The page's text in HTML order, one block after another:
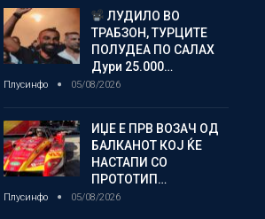
ЛУДИЛО ВО
ТРАБЗОН, ТУРЦИТЕ
ПОЛУДЕА ПО САЛАХ
Дури 25.000…
Плусинфо 05/08/2026
ИЏЕ Е ПРВ ВОЗАЧ ОД
БАЛКАНОТ КОЈ ЌЕ
НАСТАПИ СО
ПРОТОТИП…
Плусинфо 05/08/2026